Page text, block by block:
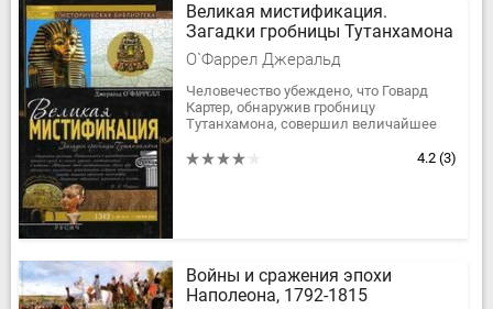
Великая мистификация.
Загадки гробницы Тутанхамона
О`Фаррел Джеральд
Человечество убеждено, что Говард
Картер, обнаружив гробницу
Тутанхамона, совершил величайшее
Автор книги, основываясь на ряде...4.2 (3)
Войны и сражения эпохи
Наполеона, 1792-1815